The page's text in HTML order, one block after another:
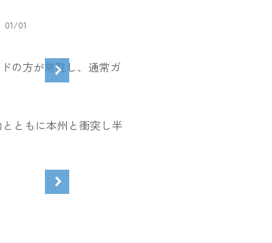
01/01
の方が常駐し、通常ガ
ともに本州と衝突し半